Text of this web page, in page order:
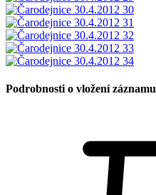
Podrobnosti o vložení záznamu